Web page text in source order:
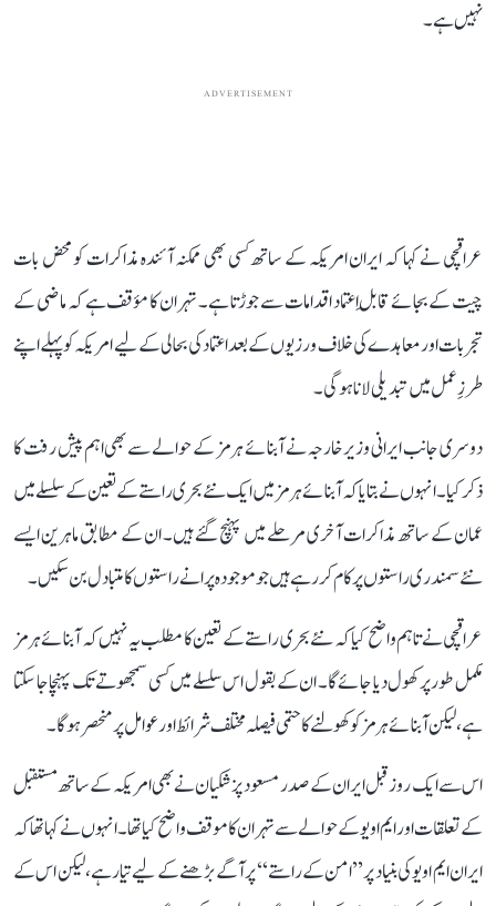
نہیں ہے۔
ADVERTISEMENT
عراقچی نے کہا کہ ایران امریکہ کے ساتھ کسی بھی ممکنہ آئندہ مذاکرات کو محض بات
چیت کے بجائے قابلِ اعتماد اقدامات سے جوڑتا ہے۔ تہران کا مؤقف ہے کہ ماضی کے
تجربات اور معاہدے کی خلاف ورزیوں کے بعد اعتماد کی بحالی کے لیے امریکہ کو پہلے اپنے
طرزِ عمل میں تبدیلی لانا ہوگی۔
دوسری جانب ایرانی وزیر خارجہ نے آبنائے ہرمز کے حوالے سے بھی اہم پیش رفت کا
ذکر کیا۔ انہوں نے بتایا کہ آبنائے ہرمز میں ایک نئے بحری راستے کے تعین کے سلسلے میں
عمان کے ساتھ مذاکرات آخری مرحلے میں پہنچ گئے ہیں۔ ان کے مطابق ماہرین ایسے
نئے سمندری راستوں پر کام کر رہے ہیں جو موجودہ پرانے راستوں کا متبادل بن سکیں۔
عراقچی نے تاہم واضح کیا کہ نئے بحری راستے کے تعین کا مطلب یہ نہیں کہ آبنائے ہرمز
مکمل طور پر کھول دیا جائے گا۔ ان کے بقول اس سلسلے میں کسی سمجھوتے تک پہنچا جا سکتا
ہے، لیکن آبنائے ہرمز کو کھولنے کا حتمی فیصلہ مختلف شرائط اور عوامل پر منحصر ہوگا۔
اس سے ایک روز قبل ایران کے صدر مسعود پزشکیان نے بھی امریکہ کے ساتھ مستقبل
کے تعلقات اور ایم او یو کے حوالے سے تہران کا موقف واضح کیا تھا۔ انہوں نے کہا تھا کہ
ایران ایم او یو کی بنیاد پر ’’امن کے راستے‘‘ پر آگے بڑھنے کے لیے تیار ہے، لیکن اس کے